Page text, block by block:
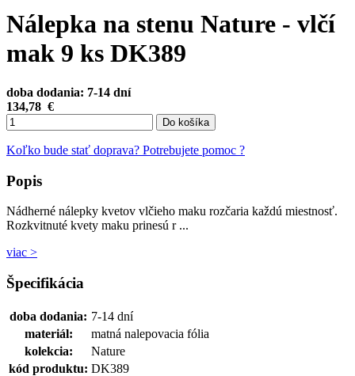
Nálepka na stenu Nature - vlčí
mak 9 ks DK389
doba dodania: 7-14 dní
134,78 €
Do košíka
Koľko bude stať doprava? Potrebujete pomoc ?
Popis
Nádherné nálepky kvetov vlčieho maku rozčaria každú miestnosť.
Rozkvitnuté kvety maku prinesú r ...
viac >
Špecifikácia
doba dodania: 7-14 dní
materiál:
matná nalepovacia fólia
kolekcia:
Nature
kód produktu: DK389